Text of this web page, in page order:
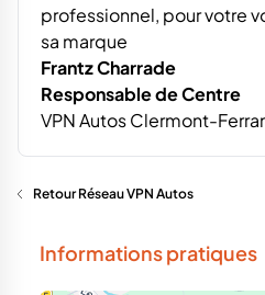
professionnel, pour votre
sa marque
Frantz Charrade
Responsable de Centre
VPN Autos Clermont-
Retour Réseau VPN Autos
Informations pratiques